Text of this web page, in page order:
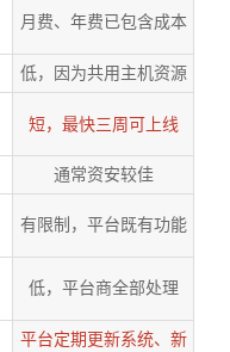
月费、年费已包含成本
低，因为共用主机资源
短，最快三周可上线
通常资安较佳
有限制，平台既有功能
低，平台商全部处理
平台定期更新系统、新